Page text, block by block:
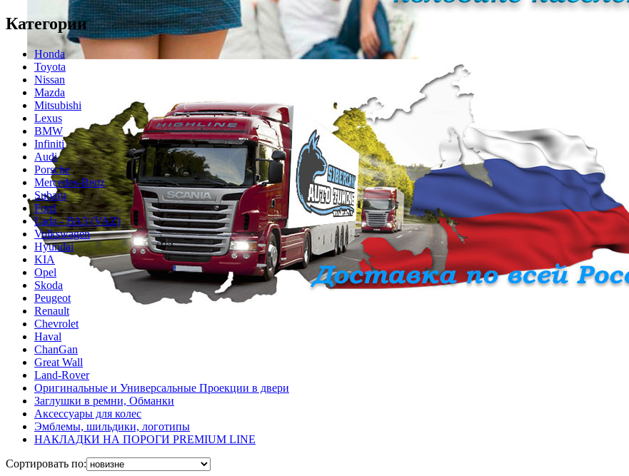
Категории
Honda
Toyota
Nissan
Mazda
Mitsubishi
Lexus
BMW
Infiniti
Audi
Porsche
Mercedes-Benz
Subaru
Ford
Lada - ВАЗ (VAZ)
Volkswagen
Hyundai
KIA
Opel
Skoda
Peugeot
Renault
Chevrolet
Haval
ChanGan
Great Wall
Land-Rover
Оригинальные и Универсальные Проекции в двери
Заглушки в ремни, Обманки
Аксессуары для колес
Эмблемы, шильдики, логотипы
НАКЛАДКИ НА ПОРОГИ PREMIUM LINE
Сортировать по: